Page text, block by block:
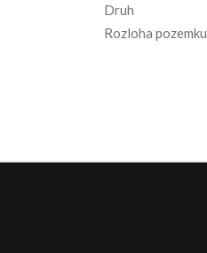
Druh
Rozloha pozemku